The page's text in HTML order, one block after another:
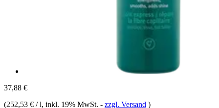
37,88 €
(252,53 € / l, inkl. 19% MwSt. - zzgl. Versand )